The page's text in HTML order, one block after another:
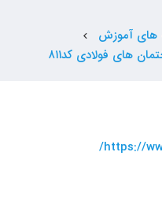
های آموزش chevron_left
های فولادی کد۸۱۱
https://
/